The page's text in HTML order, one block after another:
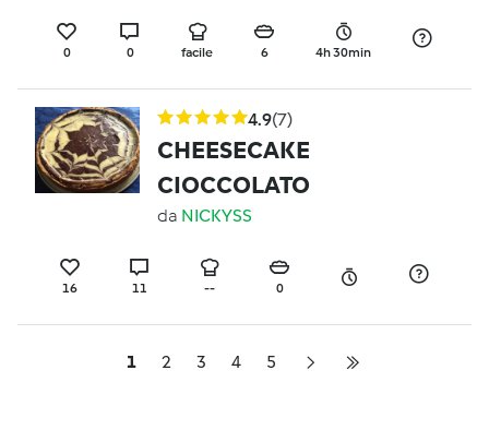
0 0 facile 6 4h 30min
4.9(7)
CHEESECAKE
CIOCCOLATO
da NICKYSS
16 11 -- 0
1 2 3 4 5